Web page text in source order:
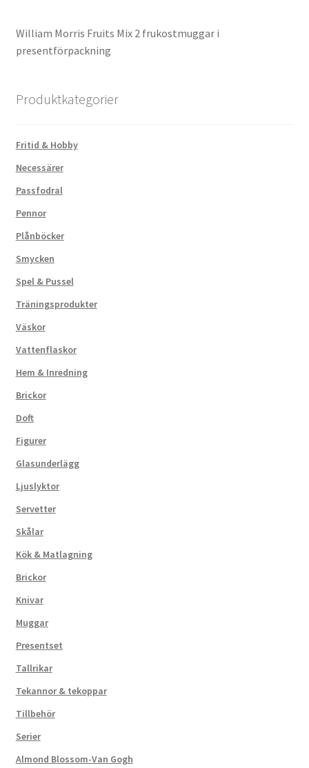
William Morris Fruits Mix 2 frukostmuggar i
presentförpackning
Produktkategorier
Fritid & Hobby
Necessärer
Passfodral
Pennor
Plånböcker
Smycken
Spel & Pussel
Träningsprodukter
Väskor
Vattenflaskor
Hem & Inredning
Brickor
Doft
Figurer
Glasunderlägg
Ljuslyktor
Servetter
Skålar
Kök & Matlagning
Brickor
Knivar
Muggar
Presentset
Tallrikar
Tekannor & tekoppar
Tillbehör
Serier
Almond Blossom-Van Gogh